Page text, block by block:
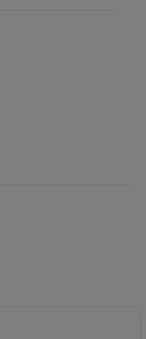
인 카운티 공항 근처 호텔